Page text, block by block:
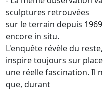
sculptures retrouvées
sur le terrain depuis
encore in situ.
L'enquête révèle du
inspire toujours sur place
une réelle fascination. Il
que, durant